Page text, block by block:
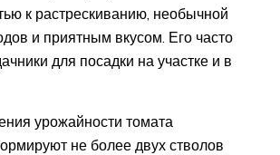
к растрескиванию, необычной
и приятным вкусом. Его часто
для посадки на участке и в
урожайности томата
не более двух стволов